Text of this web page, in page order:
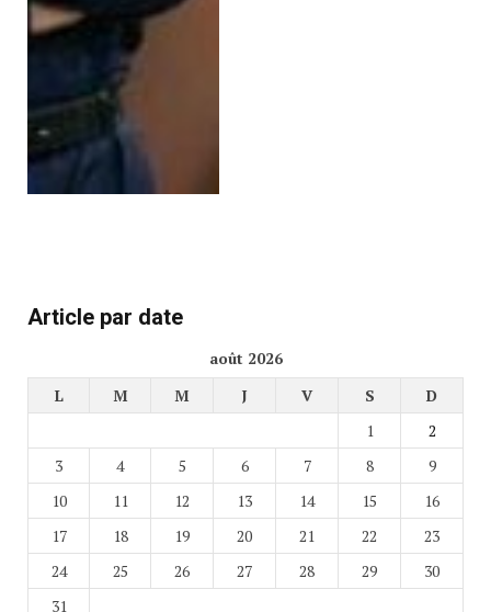
Article par date
août 2026
L
M M J V S
D
1
2
3
4 5 6 7 8
9
10
11 12 13 14 15
16
17
18 19 20 21 22
23
24
25 26 27 28 29
30
31